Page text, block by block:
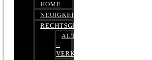
HOME
NEUIGKEITEN
RECHTSGEBIETE
AUTOBETRUG
–
VERKEHRSRECHT